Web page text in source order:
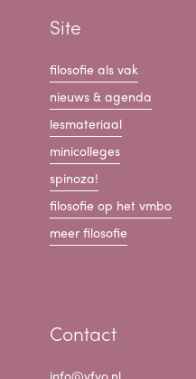
Site
filosofie als vak
nieuws & agenda
lesmateriaal
minicolleges
spinoza!
filosofie op het vmbo
meer filosofie
Contact